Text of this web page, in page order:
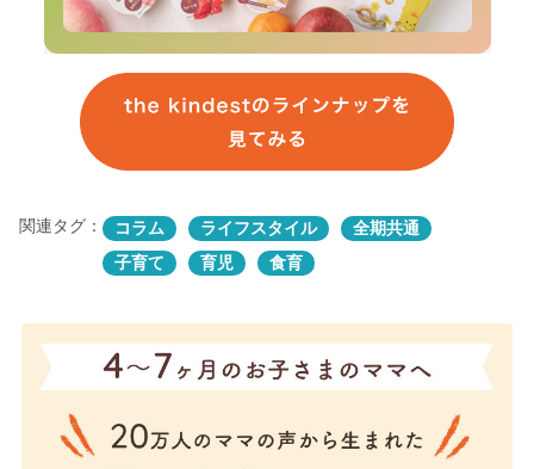
関連タグ： コラム ライフスタイル
全期共通
子育て
育児 食育